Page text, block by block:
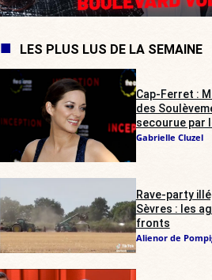
LES PLUS LUS DE LA SEMAINE
Cap-Ferret :
des
secourue par
Gabrielle Cluzel
Rave-party
Sèvres : les
fronts
Alienor de